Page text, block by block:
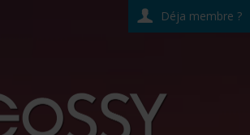
Déja membre ?